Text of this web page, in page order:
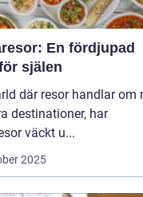
En fördjupad
själen
där resor handlar om
destinationer, har
väckt u...
2025